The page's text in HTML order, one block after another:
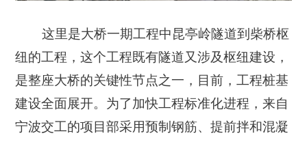
这里是大桥一期工程中昆亭岭隧道到柴桥枢
纽的工程，这个工程既有隧道又涉及枢纽建设，
是整座大桥的关键性节点之一，目前，工程桩基
建设全面展开。为了加快工程标准化进程，来自
宁波交工的项目部采用预制钢筋、提前拌和混凝